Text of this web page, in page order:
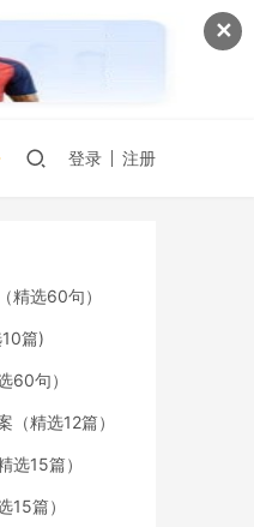
✕
登录 注册
精选60句）
篇)
60句）
（精选12篇）
选15篇）
15篇）